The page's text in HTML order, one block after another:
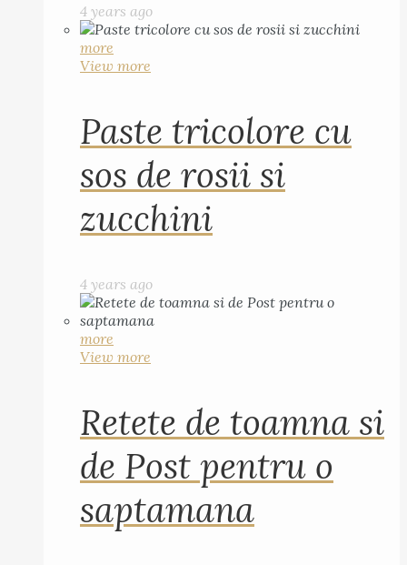
4 years ago
more
View more
Paste tricolore cu
sos de rosii si
zucchini
4 years ago
more
View more
Retete de toamna si
de Post pentru o
saptamana